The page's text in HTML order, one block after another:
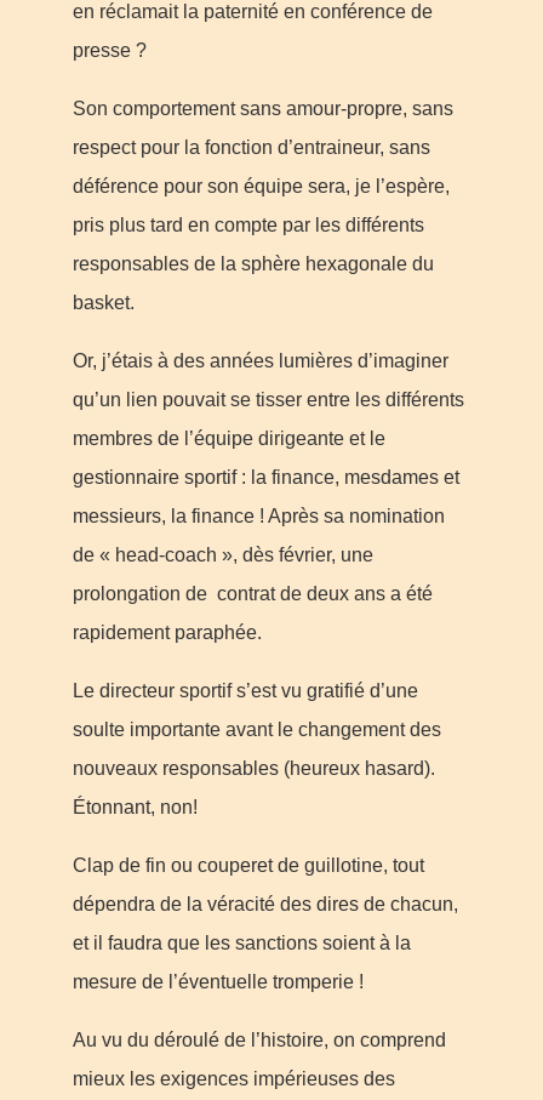
en réclamait la paternité en conférence de
presse ?
Son comportement sans amour-propre, sans
respect pour la fonction d’entraineur, sans
déférence pour son équipe sera, je l’espère,
pris plus tard en compte par les différents
responsables de la sphère hexagonale du
basket.
Or, j’étais à des années lumières d’imaginer
qu’un lien pouvait se tisser entre les différents
membres de l’équipe dirigeante et le
gestionnaire sportif : la finance, mesdames et
messieurs, la finance ! Après sa nomination
de « head-coach », dès février, une
prolongation de contrat de deux ans a été
rapidement paraphée.
Le directeur sportif s’est vu gratifié d’une
soulte importante avant le changement des
nouveaux responsables (heureux hasard).
Étonnant, non!
Clap de fin ou couperet de guillotine, tout
dépendra de la véracité des dires de chacun,
et il faudra que les sanctions soient à la
mesure de l’éventuelle tromperie !
Au vu du déroulé de l’histoire, on comprend
mieux les exigences impérieuses des